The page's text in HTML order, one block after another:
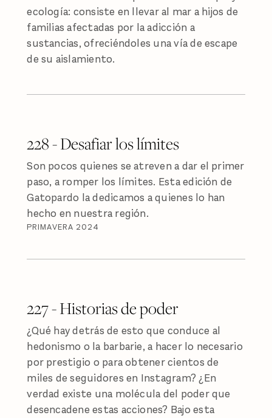
ecología: consiste en llevar al mar a hijos de
familias afectadas por la adicción a
sustancias, ofreciéndoles una vía de escape
de su aislamiento.
228 - Desafiar los límites
Son pocos quienes se atreven a dar el primer
paso, a romper los límites. Esta edición de
Gatopardo la dedicamos a quienes lo han
hecho en nuestra región.
PRIMAVERA 2024
227 - Historias de poder
¿Qué hay detrás de esto que conduce al
hedonismo o la barbarie, a hacer lo necesario
por prestigio o para obtener cientos de
miles de seguidores en Instagram? ¿En
verdad existe una molécula del poder que
desencadene estas acciones? Bajo esta